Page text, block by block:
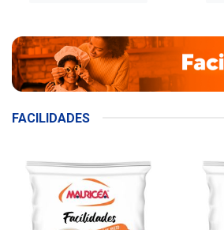
FACILIDADES